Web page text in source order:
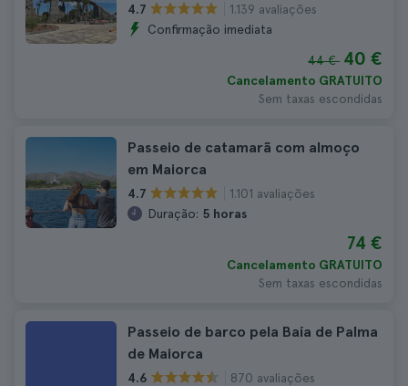
4.7
1.139 avaliações
Confirmação imediata
44 € 40 €
Cancelamento GRATUITO
Sem taxas escondidas
Passeio de catamarã com almoço
em Maiorca
4.7
1.101 avaliações
Duração: 5 horas
74 €
Cancelamento GRATUITO
Sem taxas escondidas
Passeio de barco pela Baía de Palma
de Maiorca
4.6
870 avaliações